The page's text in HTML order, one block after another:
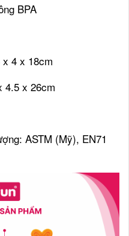
BPA
4 x 18cm
4.5 x 26cm
ASTM (Mỹ), EN71